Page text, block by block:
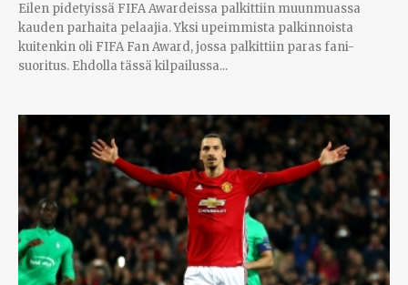
Eilen pidetyissä FIFA Awardeissa palkittiin muunmuassa
kauden parhaita pelaajia. Yksi upeimmista palkinnoista
kuitenkin oli FIFA Fan Award, jossa palkittiin paras fani-
suoritus. Ehdolla tässä kilpailussa...